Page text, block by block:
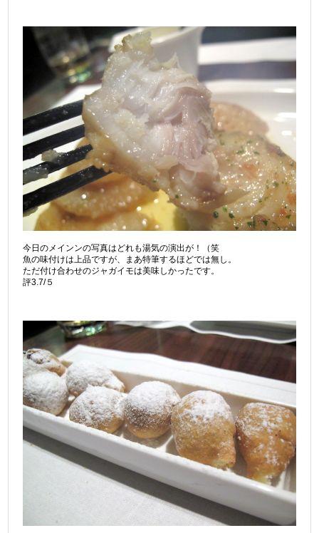
今日のメインンの写真はどれも湯気の演出が！（笑
魚の味付けは上品ですが、まあ特筆するほどでは無し。
ただ付け合わせのジャガイモは美味しかったです。
評3.7/５